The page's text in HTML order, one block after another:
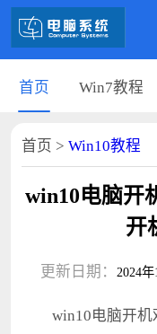
首页 Win7教程
首页 > Win10教程
win10电脑开
开
更新日期： 2024年
win10电脑开机